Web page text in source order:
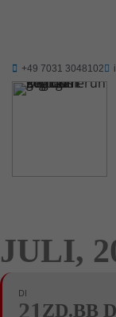
+49 7031 3048102
JULI,
DI
21ZD.BB